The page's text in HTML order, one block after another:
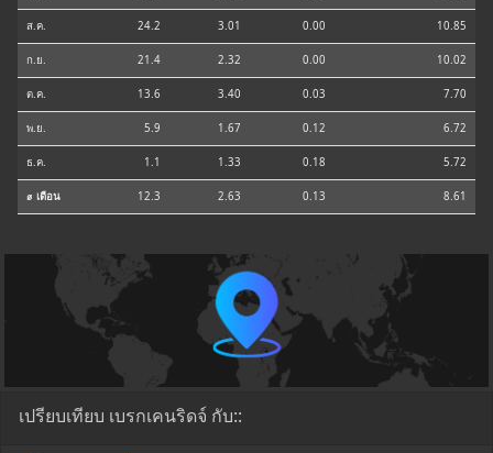
ส.ค. 24.2 3.01 0.00 10.85
ก.ย. 21.4 2.32 0.00 10.02
ต.ค. 13.6 3.40 0.03 7.70
พ.ย. 5.9 1.67 0.12 6.72
ธ.ค. 1.1 1.33 0.18 5.72
⌀ เดือน 12.3 2.63 0.13 8.61
เปรียบเทียบ เบรกเคนริดจ์ กับ::